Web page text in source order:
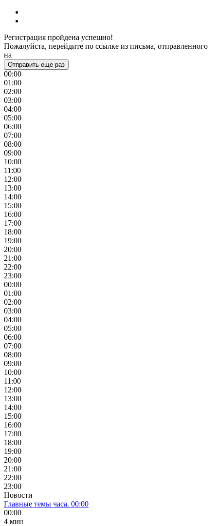
Регистрация пройдена успешно!
Пожалуйста, перейдите по ссылке из письма, отправленного
на
Отправить еще раз
00:00
01:00
02:00
03:00
04:00
05:00
06:00
07:00
08:00
09:00
10:00
11:00
12:00
13:00
14:00
15:00
16:00
17:00
18:00
19:00
20:00
21:00
22:00
23:00
00:00
01:00
02:00
03:00
04:00
05:00
06:00
07:00
08:00
09:00
10:00
11:00
12:00
13:00
14:00
15:00
16:00
17:00
18:00
19:00
20:00
21:00
22:00
23:00
Новости
Главные темы часа. 00:00
00:00
4 мин